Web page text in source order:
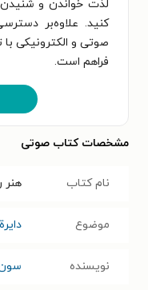
لذت خواندن و
کنید. علاوه‌بر
صوتی و الکترونیکی
فراهم است.
مشخصات کتاب صوتی
نام کتاب هنر
موضوع
نویسنده